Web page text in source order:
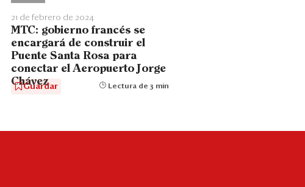
21 de febrero de 2024
MTC: gobierno francés se
encargará de construir el
Puente Santa Rosa para
conectar el Aeropuerto Jorge
Chávez
Guardar Lectura de 3 min